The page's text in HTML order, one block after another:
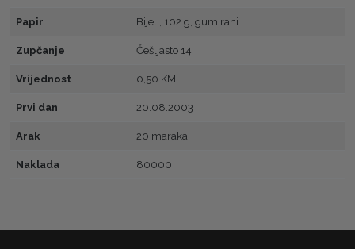
Papir Bijeli, 102 g, gumirani
Zupčanje Češljasto 14
Vrijednost 0,50 KM
Prvi dan 20.08.2003
Arak 20 maraka
Naklada 80000